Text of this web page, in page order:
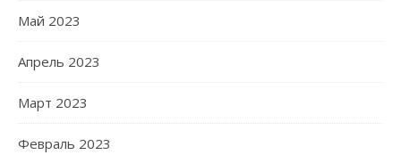
Май 2023
Апрель 2023
Март 2023
Февраль 2023